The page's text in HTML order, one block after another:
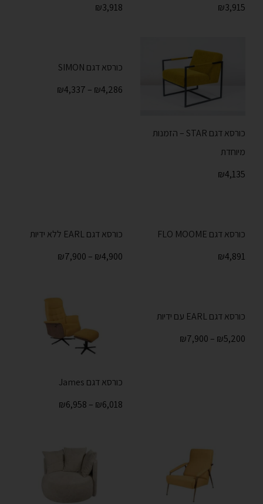
₪3,915
₪3,918
כורסא דגם STAR – הזמנות
מיוחדת
₪4,135
כורסא דגם SIMON
₪4,286
–
₪4,337
כורסא דגם FLO MOOME
₪4,891
כורסא דגם EARL ללא ידיות
₪4,900
–
₪7,900
כורסא דגם EARL עם ידיות
₪5,200
–
₪7,900
כורסא דגם James
₪6,018
–
₪6,958